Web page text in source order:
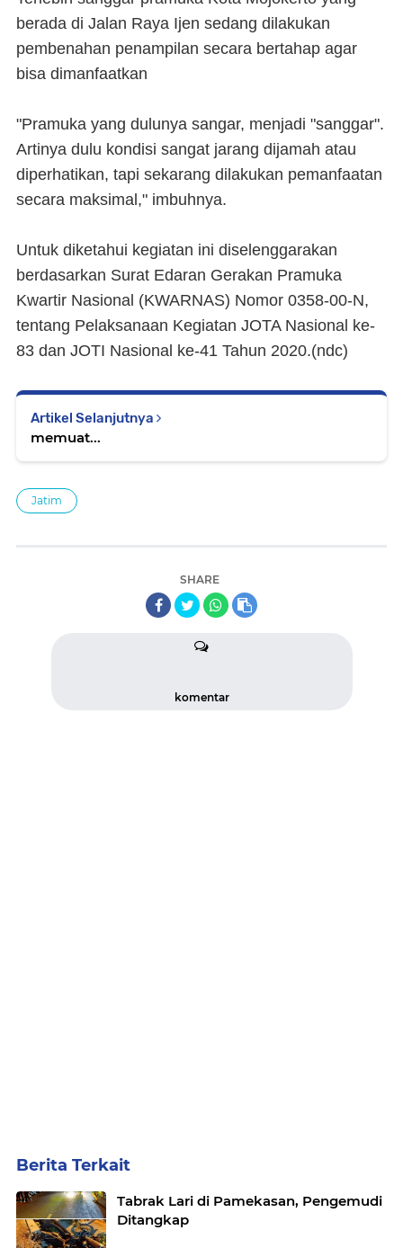
berada di Jalan Raya Ijen sedang dilakukan
pembenahan penampilan secara bertahap agar
bisa dimanfaatkan
"Pramuka yang dulunya sangar, menjadi "sanggar".
Artinya dulu kondisi sangat jarang dijamah atau
diperhatikan, tapi sekarang dilakukan pemanfaatan
secara maksimal," imbuhnya.
Untuk diketahui kegiatan ini diselenggarakan
berdasarkan Surat Edaran Gerakan Pramuka
Kwartir Nasional (KWARNAS) Nomor 0358-00-N,
tentang Pelaksanaan Kegiatan JOTA Nasional ke-
83 dan JOTI Nasional ke-41 Tahun 2020.(ndc)
Artikel Selanjutnya
memuat...
Jatim
SHARE
komentar
Berita Terkait
Tabrak Lari di Pamekasan, Pengemudi
Ditangkap